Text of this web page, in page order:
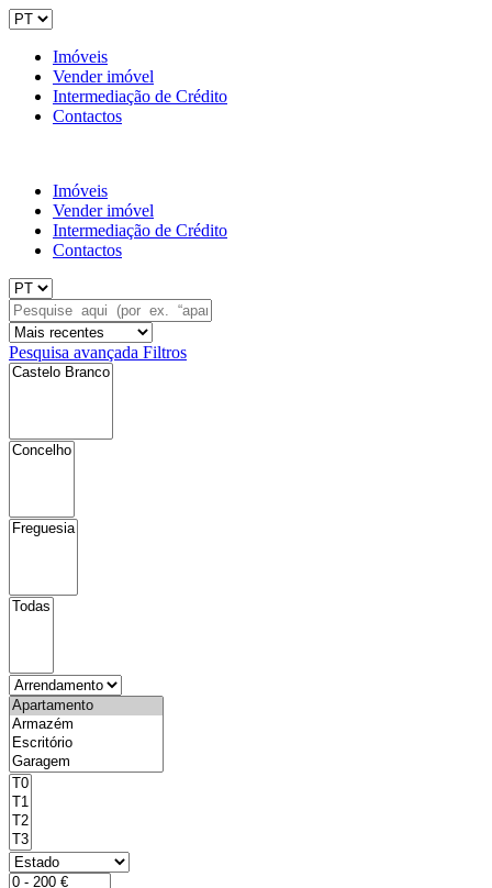
Imóveis
Vender imóvel
Intermediação de Crédito
Contactos
Imóveis
Vender imóvel
Intermediação de Crédito
Contactos
Pesquisa avançada Filtros